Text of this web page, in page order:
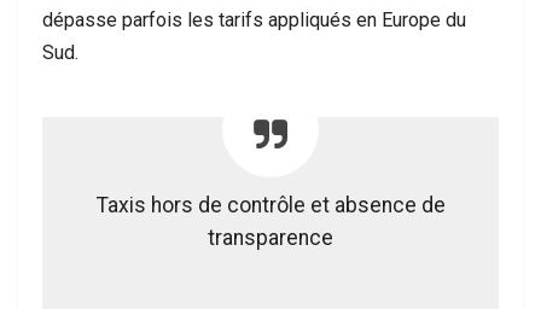
dépasse parfois les tarifs appliqués en Europe du
Sud.
Taxis hors de contrôle et absence de
transparence